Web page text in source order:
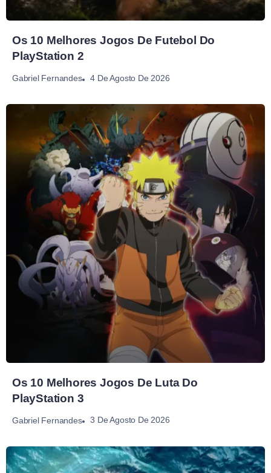
Os 10 Melhores Jogos De Futebol Do
PlayStation 2
Gabriel Fernandes 4 De Agosto De 2026
Os 10 Melhores Jogos De Luta Do
PlayStation 3
Gabriel Fernandes 3 De Agosto De 2026